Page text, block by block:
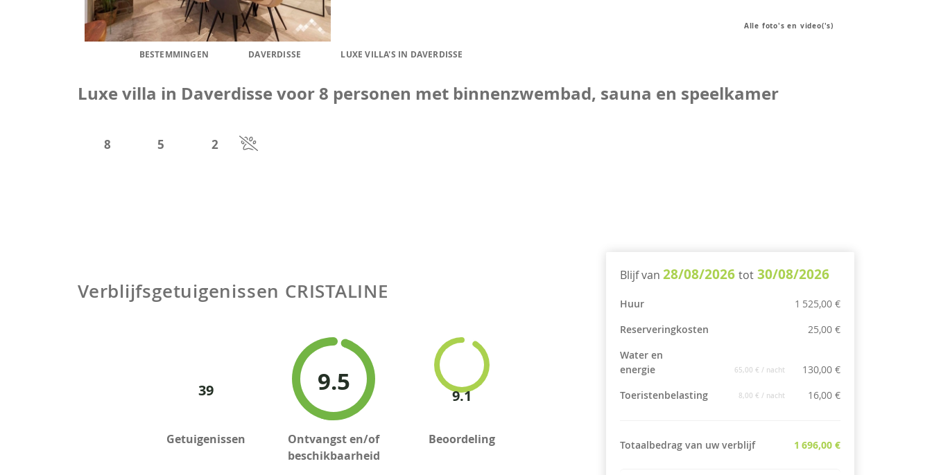
Alle foto's en video('s)
BESTEMMINGEN DAVERDISSE LUXE VILLA'S IN DAVERDISSE
Luxe villa in Daverdisse voor 8 personen met binnenzwembad, sauna en speelkamer
8 5 2
Verblijfsgetuigenissen CRISTALINE
39
Getuigenissen
9.5
Ontvangst en/of
beschikbaarheid
9.1
Beoordeling
Blijf van 28/08/2026 tot 30/08/2026
Huur
1 525,00 €
Reserveringkosten
25,00 €
Water en
energie
65,00 € / nacht
130,00 €
Toeristenbelasting
8,00 € / nacht 16,00 €
Totaalbedrag van uw verblijf 1 696,00 €